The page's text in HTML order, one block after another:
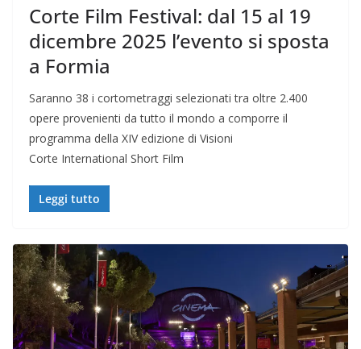
Corte Film Festival: dal 15 al 19
dicembre 2025 l’evento si sposta
a Formia
Saranno 38 i cortometraggi selezionati tra oltre 2.400
opere provenienti da tutto il mondo a comporre il
programma della XIV edizione di Visioni
Corte International Short Film
Leggi tutto